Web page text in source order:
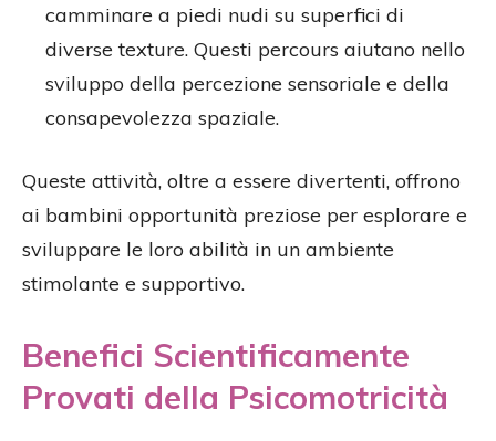
camminare a piedi nudi su superfici di
diverse texture. Questi percours aiutano nello
sviluppo della percezione sensoriale e della
consapevolezza spaziale.
Queste attività, oltre a essere divertenti, offrono
ai bambini opportunità preziose per esplorare e
sviluppare le loro abilità in un ambiente
stimolante e supportivo.
Benefici Scientificamente
Provati della Psicomotricità